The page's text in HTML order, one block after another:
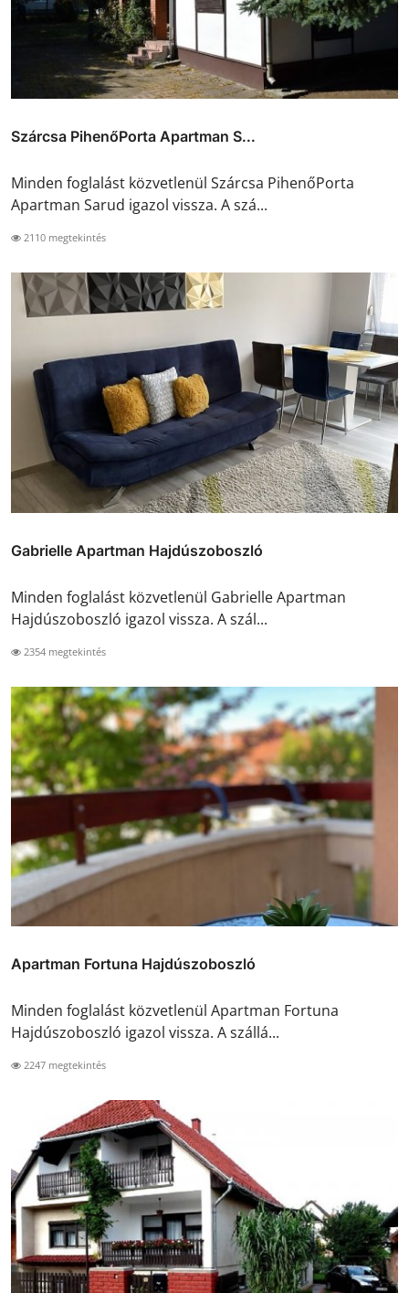
Szárcsa PihenőPorta Apartman S...
Minden foglalást közvetlenül Szárcsa PihenőPorta
Apartman Sarud igazol vissza. A szá...
2110 megtekintés
Gabrielle Apartman Hajdúszoboszló
Minden foglalást közvetlenül Gabrielle Apartman
Hajdúszoboszló igazol vissza. A szál...
2354 megtekintés
Apartman Fortuna Hajdúszoboszló
Minden foglalást közvetlenül Apartman Fortuna
Hajdúszoboszló igazol vissza. A szállá...
2247 megtekintés